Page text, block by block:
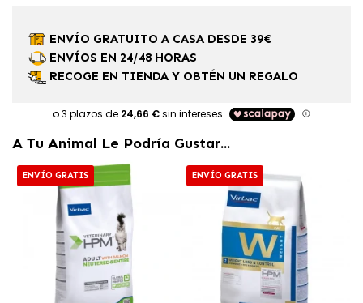
ENVÍO GRATUITO A CASA DESDE 39€
ENVÍOS EN 24/48 HORAS
RECOGE EN TIENDA Y OBTÉN UN REGALO
A Tu Animal Le Podría Gustar...
ENVÍO GRATIS ENVÍO GRATIS